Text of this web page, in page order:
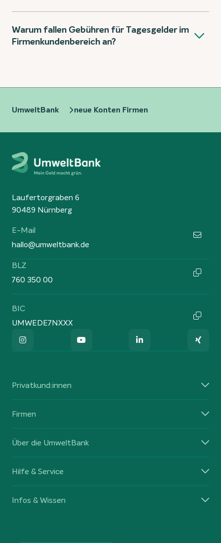
Warum fallen Gebühren für Tagesgelder im
Firmenkundenbereich an?
UmweltBank neue Konten Firmen
Laufertorgraben 6
90489 Nürnberg
E-Mail
hallo@umweltbank.de
BLZ
760 350 00
BIC
UMWEDE7NXXX
Privatkund:innen
Firmen
Über die UmweltBank
Hilfe & Service
Infos & Wissen